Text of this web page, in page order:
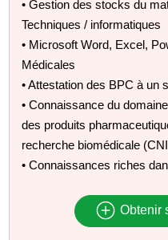
• Gestion des stocks du
Techniques / informatiques
• Microsoft Word, Excel,
Médicales
• Attestation des BPC à un
• Connaissance du
des produits
recherche biomédicale
• Connaissances riches
Obtenir